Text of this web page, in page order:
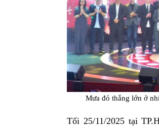
Mưa đỏ thắng lớn ở
Tối 25/11/2025 tại